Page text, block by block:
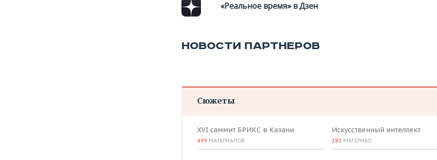
«Реальное время» в Дзен
НОВОСТИ ПАРТНЕРОВ
Сюжеты
XVI саммит БРИКС в Казани
499 МАТЕРИАЛОВ
Искусственный интеллект
181 МАТЕРИАЛ